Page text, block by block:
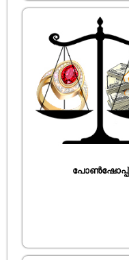
പോൺഷോപ്പ്